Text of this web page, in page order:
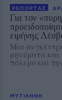
ΡΕΠΟΡΤΑΖ
Για τον
ειρήνης
Μια
μηνύματα και
πόλεμο και
ΜΥΤΙΛΗΝΗ